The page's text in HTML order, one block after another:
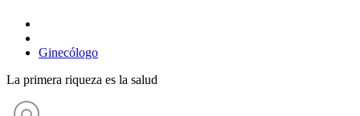
Ginecólogo
La primera riqueza es la salud